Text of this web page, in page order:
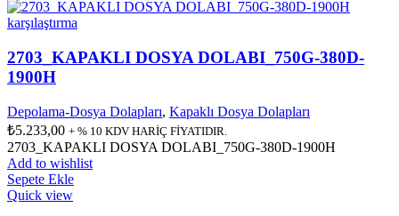
karşılaştırma
2703_KAPAKLI DOSYA DOLABI_750G-380D-
1900H
Depolama-Dosya Dolapları, Kapaklı Dosya Dolapları
₺5.233,00 + % 10 KDV HARİÇ FİYATIDIR.
2703_KAPAKLI DOSYA DOLABI_750G-380D-1900H
Add to wishlist
Sepete Ekle
Quick view